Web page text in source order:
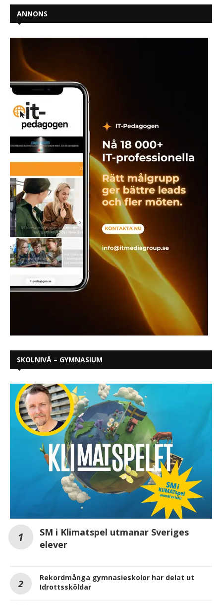
ANNONS
SKOLNIVÅ – GYMNASIUM
SM i Klimatspel utmanar Sveriges
elever
Rekordmånga gymnasieskolor har delat ut
Idrottssköldar